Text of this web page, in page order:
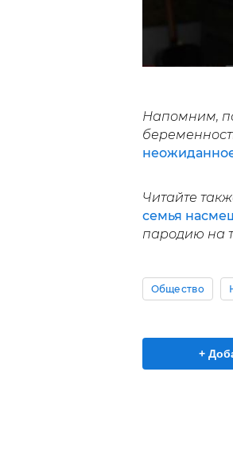
Напомним,
Читайте
семья
пародию на
Общество
+